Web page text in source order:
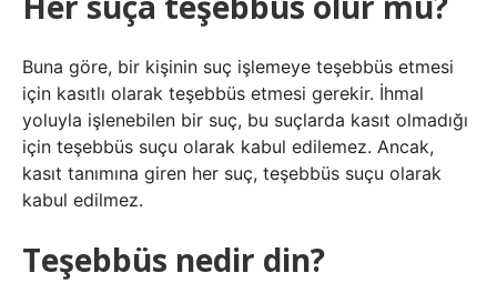
Buna göre, bir kişinin suç işlemeye teşebbüs etmesi
için kasıtlı olarak teşebbüs etmesi gerekir. İhmal
yoluyla işlenebilen bir suç, bu suçlarda kasıt olmadığı
için teşebbüs suçu olarak kabul edilemez. Ancak,
kasıt tanımına giren her suç, teşebbüs suçu olarak
kabul edilmez.
Teşebbüs nedir din?